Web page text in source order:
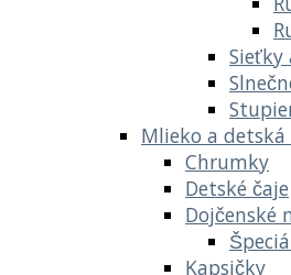
Sieťky
Mlieko a detská
Chrumky
Detské čaje
Dojčenské
Kapsičky